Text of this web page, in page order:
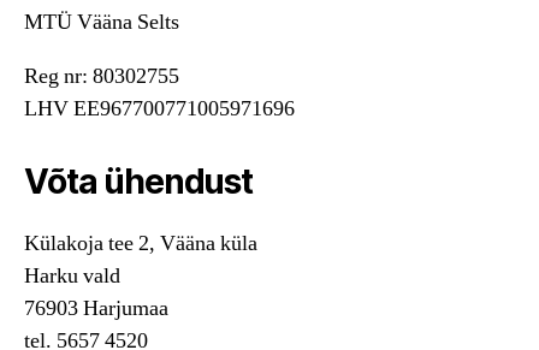
MTÜ Vääna Selts
Reg nr: 80302755
LHV EE967700771005971696
Võta ühendust
Külakoja tee 2, Vääna küla
Harku vald
76903 Harjumaa
tel. 5657 4520